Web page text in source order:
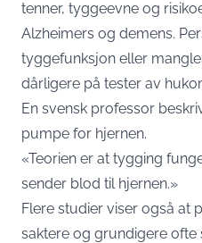
tenner, tyggeevne og
Alzheimers og demens.
tyggefunksjon eller
dårligere på tester av
En svensk professor
pumpe for hjernen.
«Teorien er at tygging
sender blod til hjernen.»
Flere studier viser også at
saktere og grundigere